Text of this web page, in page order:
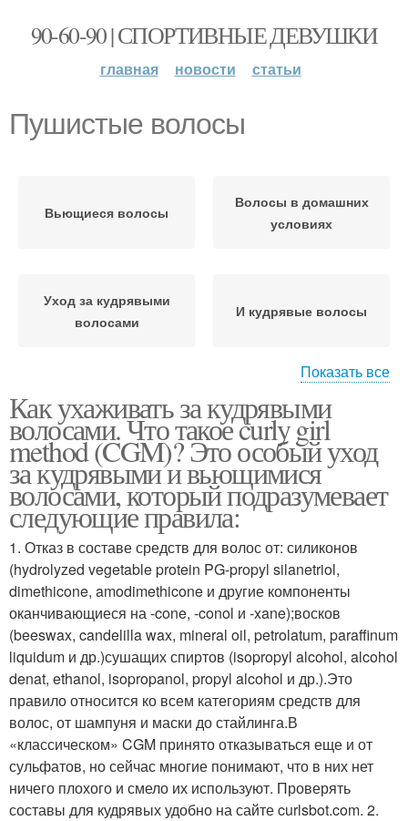
90-60-90 | СПОРТИВНЫЕ ДЕВУШКИ
главная новости статьи
Пушистые волосы
Вьющиеся волосы
Волосы в домашних
условиях
Уход за кудрявыми
волосами
И кудрявые волосы
Кудрявые волосы Для кудрявые волосы
Для вьющиеся волосы
Показать все
Как ухаживать за кудрявыми
волосами. Что такое curly girl
method (CGM)? Это особый уход
за кудрявыми и вьющимися
волосами, который подразумевает
следующие правила:
1. Отказ в составе средств для волос от: силиконов
(hydrolyzed vegetable protein PG-propyl silanetriol,
dimethicone, amodimethicone и другие компоненты
оканчивающиеся на -cone, -conol и -xane);восков
(beeswax, candelilla wax, mineral oil, petrolatum, paraffinum
liquidum и др.)сушащих спиртов (isopropyl alcohol, alcohol
denat, ethanol, isopropanol, propyl alcohol и др.).Это
правило относится ко всем категориям средств для
волос, от шампуня и маски до стайлинга.В
«классическом» CGM принято отказываться еще и от
сульфатов, но сейчас многие понимают, что в них нет
ничего плохого и смело их используют. Проверять
составы для кудрявых удобно на сайте curlsbot.com. 2.